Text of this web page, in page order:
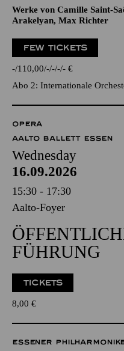
Werke von Camille Saint-
Arakelyan, Max Richter
FEW TICKETS
- 110,00 - - - - €
Abo 2: Internationale
OPERA
AALTO BALLETT ESSEN
Wednesday
16.09.2026
15:30 - 17:30
Aalto-Foyer
FÜHRUNG
TICKETS
8,00 €
ESSENER